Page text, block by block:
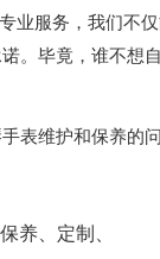
服务，我们不仅
。毕竟，谁不想
表维护和保养的